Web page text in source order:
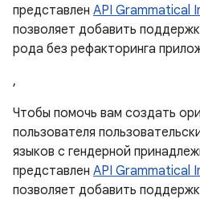
представлен API Grammatical
позволяет добавить
рода без рефакторинга
,
Чтобы помочь вам создать
пользователя
языков с гендерной
представлен API Grammatical
позволяет добавить